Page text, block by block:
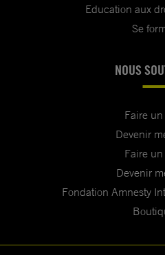
Education aux
Se
NOUS
Faire
Devenir
Faire
Devenir
Fondation Amnesty